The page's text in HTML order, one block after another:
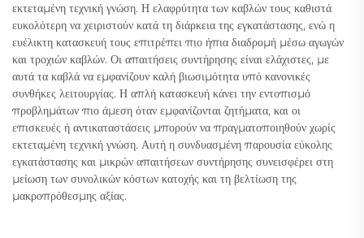
εκτεταμένη τεχνική γνώση. Η ελαφρύτητα των καβλών τους καθιστά
ευκολότερη να χειριστούν κατά τη διάρκεια της εγκατάστασης, ενώ η
ευέλικτη κατασκευή τους επιτρέπει πιο ήπια διαδρομή μέσω αγωγών
και τροχιών καβλών. Οι απαιτήσεις συντήρησης είναι ελάχιστες, με
αυτά τα καβλά να εμφανίζουν καλή βιωσιμότητα υπό κανονικές
συνθήκες λειτουργίας. Η απλή κατασκευή κάνει την εντοπισμό
προβλημάτων πιο άμεση όταν εμφανίζονται ζητήματα, και οι
επισκευές ή αντικαταστάσεις μπορούν να πραγματοποιηθούν χωρίς
εκτεταμένη τεχνική γνώση. Αυτή η συνδυασμένη παρουσία εύκολης
εγκατάστασης και μικρών απαιτήσεων συντήρησης συνεισφέρει στη
μείωση των συνολικών κόστων κατοχής και τη βελτίωση της
μακροπρόθεσμης αξίας.